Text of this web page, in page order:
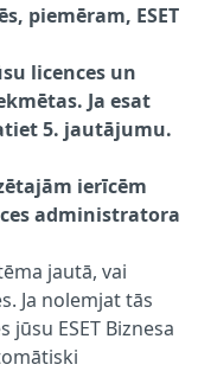
piemēram, ESET
licences un
Ja esat
5. jautājumu.
ierīcēm
administratora
jautā, vai
Ja nolemjat tās
ESET Biznesa